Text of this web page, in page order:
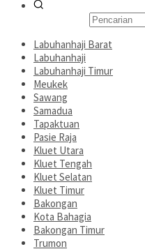
Labuhanhaji Barat
Labuhanhaji
Labuhanhaji Timur
Meukek
Sawang
Samadua
Tapaktuan
Pasie Raja
Kluet Utara
Kluet Tengah
Kluet Selatan
Kluet Timur
Bakongan
Kota Bahagia
Bakongan Timur
Trumon